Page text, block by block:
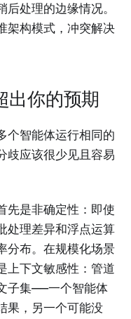
处理的边缘情况。
架构模式，冲突解决
出你的预期
个智能体运行相同的
歧应该很少见且容易
先是非确定性：即使
处理差异和浮点运算
分布。在规模化场景
上下文敏感性：管道
子集——一个智能体
果，另一个可能没